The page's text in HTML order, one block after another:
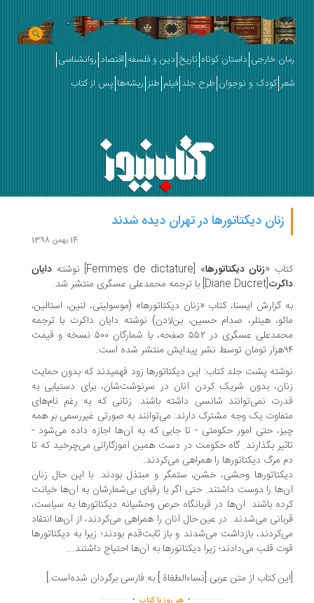
رمان خارجی داستان کوتاه تاریخ دین و فلسفه اقتصاد روانشناسی
شعر کودک و نوجوان طرح جلد فیلم طنز ریشه‌ها پس از کتاب
زنان دیکتاتورها در تهران دیده شدند
14 بهمن 1398
کتاب «زنان دیکتاتورها» [Femmes de dictature] نوشته
دایان
داکرت[Diane Ducret] با ترجمه محمدعلی عسگری منتشر شد.
به گزارش ایسنا، کتاب «زنان دیکتاتورها» (موسولینی، لنین، استالین،
مائو، هیتلر، صدام حسین، بن‌لادن) نوشته دایان داکرت با ترجمه
محمدعلی عسگری در ۵۵۲ صفحه، با شمارگان ۵۰۰ نسخه و قیمت
۹۴هزار تومان توسط نشر پیدایش منتشر شده‌ است.
نوشته پشت‌ جلد کتاب: این دیکتاتورها زود فهمیدند که بدون حمایت
زنان، بدون شریک کردن آنان در سرنوشت‌شان، برای دستیابی به
قدرت نمی‌توانند شانسی داشته باشند. زنانی که به رغم نام‌های
متفاوت یک‌ وجه مشترک دارند: می‌توانند به صورتی غیررسمی بر همه
چیز، حتی امور حکومتی - تا جایی که به آن‌ها اجازه داده می‌شود -
تاثیر بگذارند. گاه حکومت در دست همین آموزگارانی می‌چرخید که تا
دم مرگ دیکتاتورها را همراهی می‌کردند.
دیکتاتورها وحشی، خشن، ستمگر و مبتذل بودند. با این حال زنان
آن‌ها را دوست داشتند. حتی اگر با رقبای بی‌شمارشان به آن‌ها خیانت
کرده باشند. آن‌ها در قربانگاه حرص وحشیانه دیکتاتورها به سیاست،
قربانی می‌شدند. در عین حال آنان را همراهی می‌کردند، از آن‌ها انتقاد
می‌کردند، بازداشت می‌شدند و باز ثابت‌قدم بودند؛ زیرا به دیکتاتورها
قوت قلب می‌دادند؛ زیرا دیکتاتورها به آن‌ها احتیاج داشتند...
[این کتاب از متن عربی [نساء‌الطغاة ] به فارسی برگردان شده‌است.]
...............
.
.
..............